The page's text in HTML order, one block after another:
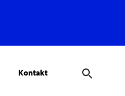
Kontakt